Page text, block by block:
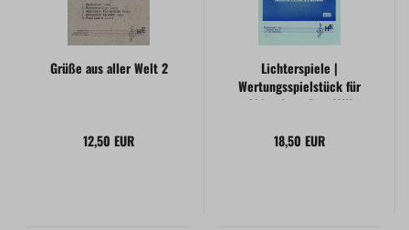
Grüße aus aller Welt 2
12,50 EUR
Lichterspiele |
Wertungsspielstück für
Akkordeon-Duo MIII
18,50 EUR